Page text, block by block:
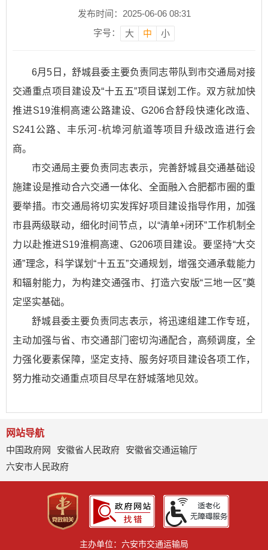
发布时间：2025-06-06 08:31
字号：
大 中 小
6月5日，舒城县委主要负责同志带队到市交通局对接
交通重点项目建设及“十五五”项目谋划工作。双方就加快
推进S19淮桐高速公路建设、G206合舒段快速化改造、
S241公路、丰乐河-杭埠河航道等项目升级改造进行会
商。
市交通局主要负责同志表示，完善舒城县交通基础设
施建设是推动合六交通一体化、全面融入合肥都市圈的重
要举措。市交通局将切实发挥好项目建设指导作用，加强
市县两级联动，细化时间节点，以“清单+闭环”工作机制全
力以赴推进S19淮桐高速、G206项目建设。要坚持“大交
通”理念，科学谋划“十五五”交通规划，增强交通承载能力
和辐射能力，为构建交通强市、打造六安版“三地一区”奠
定坚实基础。
舒城县委主要负责同志表示，将迅速组建工作专班，
主动加强与省、市交通部门密切沟通配合，高频调度，全
力强化要素保障，坚定支持、服务好项目建设各项工作，
努力推动交通重点项目尽早在舒城落地见效。
网站导航
中国政府网
安徽省人民政府
安徽省交通运输厅
六安市人民政府
主办单位：六安市交通运输局